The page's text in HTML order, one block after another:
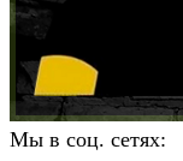
Мы в соц. сетях: